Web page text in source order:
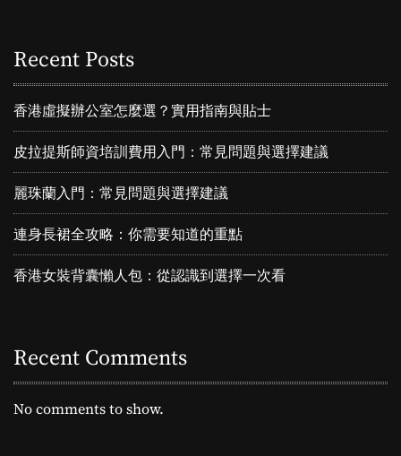
鬆
搞
定
的
秘
n
a
v
i
g
a
t
o
n
Recent Posts
香港虛擬辦公室怎麼選？實用指南與貼士
皮拉提斯師資培訓費用入門：常見問題與選擇建議
麗珠蘭入門：常見問題與選擇建議
連身長裙全攻略：你需要知道的重點
香港女裝背囊懶人包：從認識到選擇一次看
Recent Comments
No comments to show.